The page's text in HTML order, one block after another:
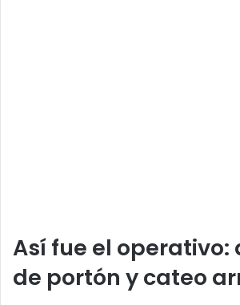
Así fue el operativo:
de portón y cateo